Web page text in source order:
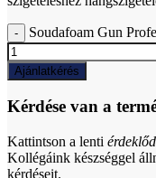
Soudafoam Gun
Ajánlatkérés
Kérdése van a
Kattintson a lenti
Kollégáink készséggel
kérdéseit.